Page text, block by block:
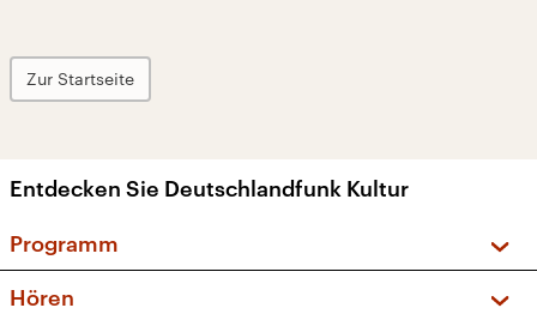
Zur Startseite
Entdecken Sie Deutschlandfunk Kultur
Programm
Hören